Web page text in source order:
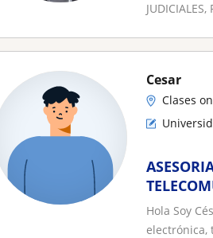
JUDICIALES,
Cesar
Clases
Hola Soy
electrónica,